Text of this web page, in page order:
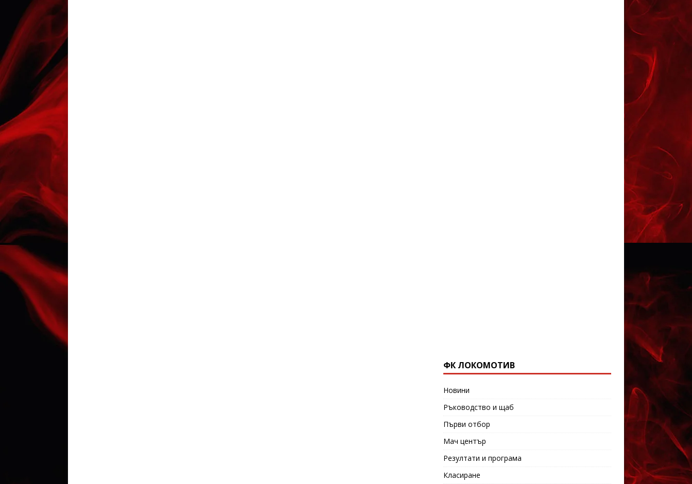
ФК ЛОКОМОТИВ
Новини
Ръководство и щаб
Първи отбор
Мач център
Резултати и програма
Класиране